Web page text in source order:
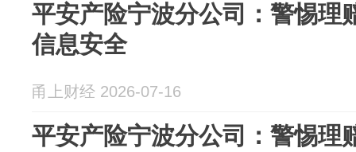
平安产险宁波分公司：警惕理
信息安全
甬上财经 2026-07-16
平安产险宁波分公司：警惕理